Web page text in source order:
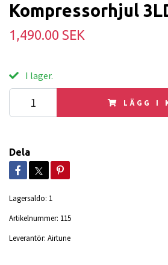
Kompressorhjul
1,490.00 SEK
I lager.
LÄGG I
Dela
Lagersaldo: 1
Artikelnummer: 115
Leverantör: Airtune